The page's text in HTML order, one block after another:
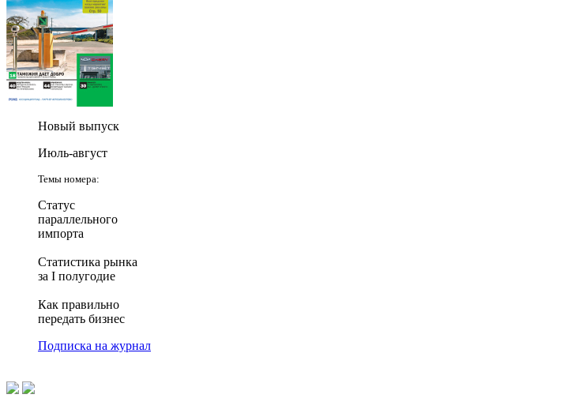
Новый выпуск
Июль-август
Темы номера:
Статус
параллельного
импорта
Статистика рынка
за I полугодие
Как правильно
передать бизнес
Подписка на журнал